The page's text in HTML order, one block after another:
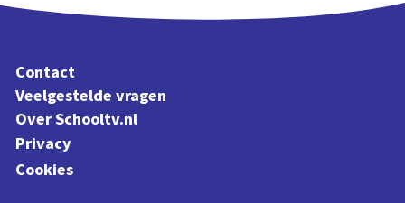
Contact
Veelgestelde vragen
Over Schooltv.nl
Privacy
Cookies